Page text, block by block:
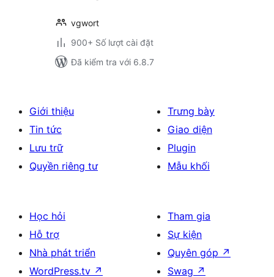
vgwort
900+ Số lượt cài đặt
Đã kiểm tra với 6.8.7
Giới thiệu
Tin tức
Lưu trữ
Quyền riêng tư
Trưng bày
Giao diện
Plugin
Mẫu khối
Học hỏi
Hỗ trợ
Nhà phát triển
WordPress.tv ↗
Tham gia
Sự kiện
Quyên góp ↗
Swag ↗